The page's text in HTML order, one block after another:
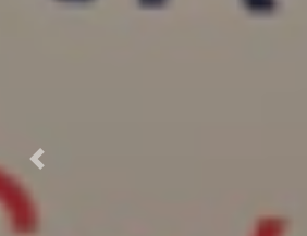
Previous